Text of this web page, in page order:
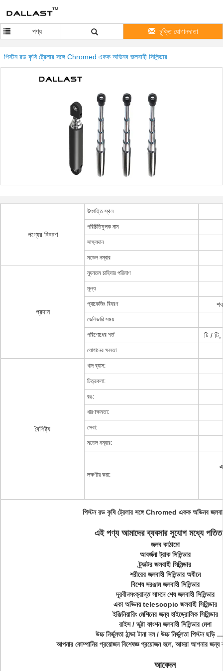
পণ্য চুক্তি যোগানদাতা
পিস্টন রড কৃষি ট্রেলার সঙ্গে Chromed একক অভিনব জলবাহী সিলিন্ডার
পণ্যের বিবরণ
উৎপত্তি স্থল
পরিচিতিমুলক নাম
সাক্ষ্যদান
মডেল নম্বার
প্রদান
ন্যূনতম চাহিদার পরিমাণ
মূল্য
প্যাকেজিং বিবরণ
ডেলিভারি সময়
পরিশোধের শর্ত টি /
যোগানের ক্ষমতা
বৈশিষ্ট্য
খাদ ব্যাস:
চিত্রকলা:
রঙ:
ধারণক্ষমতা:
সেবা:
মডেল নম্বার:
লক্ষণীয় করা:
পিস্টন রড কৃষি ট্রেলার সঙ্গে Chromed একক অভিনব
এই পণ্য আমাদের ব্যবসার সুযোগ মধ্যে
জলব কাঠামো
আবর্জনা ট্রাক সিলিন্ডার
ট্র্যাক্টর জলবাহী সিলিন্ডার
শরীরের জলবাহী সিলিন্ডার অধীনে
বিশেষ সরঞ্জাম জলবাহী সিলিন্ডার
দূরবীনসংক্রান্ত সামনে শেষ জলবাহী সিলিন্ডার
একা অভিনয় telescopic জলবাহী সিলিন্ডার
ইঞ্জিনিয়ারিং মেশিনের জন্য হাইড্রোলিক সিলিন্ডার
রাইস / ভুট্টা ফাংশন জলবাহী সিলিন্ডার মেশা
উচ্চ নির্ভুলতা ঠান্ডা টানা নল / উচ্চ নির্ভুলতা পিস্টন ছড়ি
আপনার কোম্পানির প্রয়োজন বিশেষজ্ঞ প্রয়োজন হলে, আমরা আপনার জন্য
আবেদন